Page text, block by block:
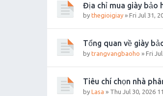
Địa chỉ mua giày bảo
by thegioigiay » Fri Jul 31,
Tổng quan về giày
by trangvangbaoho » Fri
Tiêu chí chọn nhà
by Lasa » Thu Jul 30, 2026